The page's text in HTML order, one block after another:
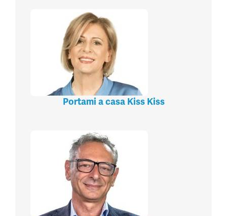
Portami a casa Kiss Kiss